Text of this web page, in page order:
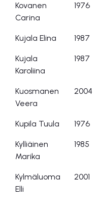
Kovanen
Carina
1976
Kujala Elina 1987
Kujala
Karoliina
1987
Kuosmanen
Veera
2004
Kupila Tuula 1976
Kylliäinen
Marika
1985
Kylmäluoma
Elli
2001